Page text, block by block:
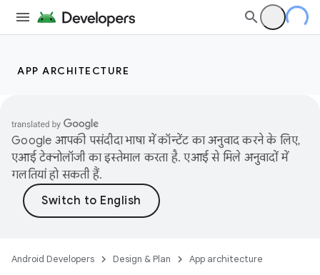
APP ARCHITECTURE
Google आपकी पसंदीदा भाषा में कॉन्टेंट का अनुवाद करने के लिए,
एआई टेक्नोलॉजी का इस्तेमाल करता है. एआई से मिले अनुवादों में
गलतियां हो सकती हैं.
Android Developers Design & Plan App architecture